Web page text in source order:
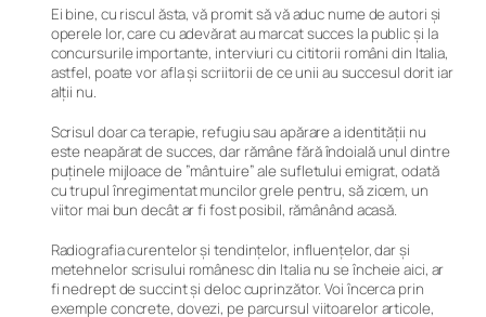
Ei bine, cu riscul ăsta, vă promit să vă aduc nume de autori și
operele lor, care cu adevărat au marcat succes la public și la
concursurile importante, interviuri cu cititorii români din Italia,
astfel, poate vor afla și scriitorii de ce unii au succesul dorit iar
alții nu.
Scrisul doar ca terapie, refugiu sau apărare a identității nu
este neapărat de succes, dar rămâne fără îndoială unul dintre
puținele mijloace de ”mântuire” ale sufletului emigrat, odată
cu trupul înregimentat muncilor grele pentru, să zicem, un
viitor mai bun decât ar fi fost posibil, rămânând acasă.
Radiografia curentelor și tendințelor, influențelor, dar și
metehnelor scrisului românesc din Italia nu se încheie aici, ar
fi nedrept de succint și deloc cuprinzător. Voi încerca prin
exemple concrete, dovezi, pe parcursul viitoarelor articole,